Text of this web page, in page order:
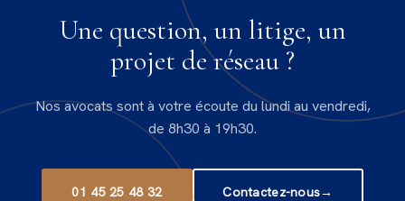
Une question, un litige, un
projet de réseau ?
Nos avocats sont à votre écoute du lundi au vendredi,
de 8h30 à 19h30.
01 45 25 48 32 Contactez-nous→